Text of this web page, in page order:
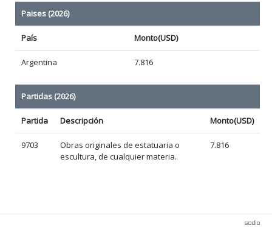
Paises (2026)
País Monto(USD)
Argentina 7.816
Partidas (2026)
Partida Descripción Monto(USD)
9703
Obras originales de estatuaria o
escultura, de cualquier materia.
7.816